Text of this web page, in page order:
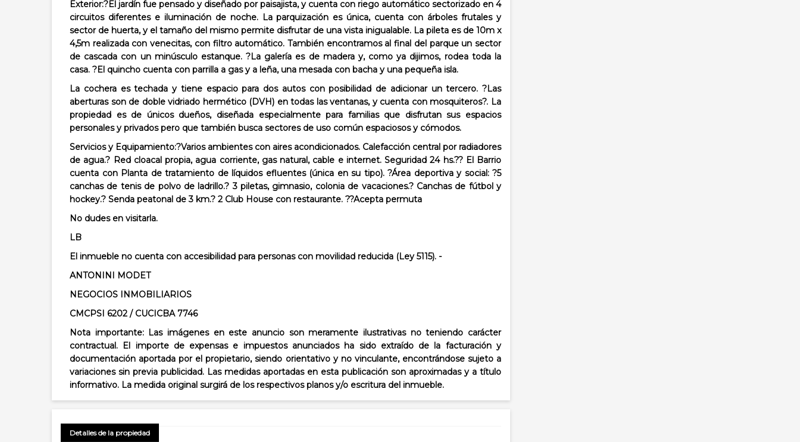
Exterior:?El jardín fue pensado y diseñado por paisajista, y cuenta con riego automático sectorizado en 4
circuitos diferentes e iluminación de noche. La parquización es única, cuenta con árboles frutales y
sector de huerta, y el tamaño del mismo permite disfrutar de una vista inigualable. La pileta es de 10m x
4,5m realizada con venecitas, con filtro automático. También encontramos al final del parque un sector
de cascada con un minúsculo estanque. ?La galería es de madera y, como ya dijimos, rodea toda la
casa. ?El quincho cuenta con parrilla a gas y a leña, una mesada con bacha y una pequeña isla.
La cochera es techada y tiene espacio para dos autos con posibilidad de adicionar un tercero. ?Las
aberturas son de doble vidriado hermético (DVH) en todas las ventanas, y cuenta con mosquiteros?. La
propiedad es de únicos dueños, diseñada especialmente para familias que disfrutan sus espacios
personales y privados pero que también busca sectores de uso común espaciosos y cómodos.
Servicios y Equipamiento:?Varios ambientes con aires acondicionados. Calefacción central por radiadores
de agua.? Red cloacal propia, agua corriente, gas natural, cable e internet. Seguridad 24 hs.?? El Barrio
cuenta con Planta de tratamiento de líquidos efluentes (única en su tipo). ?Área deportiva y social: ?5
canchas de tenis de polvo de ladrillo.? 3 piletas, gimnasio, colonia de vacaciones.? Canchas de fútbol y
hockey.? Senda peatonal de 3 km.? 2 Club House con restaurante. ??Acepta permuta
No dudes en visitarla.
LB
El inmueble no cuenta con accesibilidad para personas con movilidad reducida (Ley 5115). -
ANTONINI MODET
NEGOCIOS INMOBILIARIOS
CMCPSI 6202 / CUCICBA 7746
Nota importante: Las imágenes en este anuncio son meramente ilustrativas no teniendo carácter
contractual. El importe de expensas e impuestos anunciados ha sido extraído de la facturación y
documentación aportada por el propietario, siendo orientativo y no vinculante, encontrándose sujeto a
variaciones sin previa publicidad. Las medidas aportadas en esta publicación son aproximadas y a título
informativo. La medida original surgirá de los respectivos planos y/o escritura del inmueble.
Detalles de la propiedad